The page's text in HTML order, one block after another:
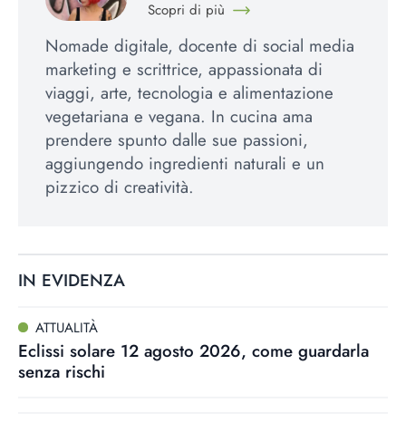
Scopri di più
Nomade digitale, docente di social media
marketing e scrittrice, appassionata di
viaggi, arte, tecnologia e alimentazione
vegetariana e vegana. In cucina ama
prendere spunto dalle sue passioni,
aggiungendo ingredienti naturali e un
pizzico di creatività.
IN EVIDENZA
ATTUALITÀ
Eclissi solare 12 agosto 2026, come guardarla
senza rischi